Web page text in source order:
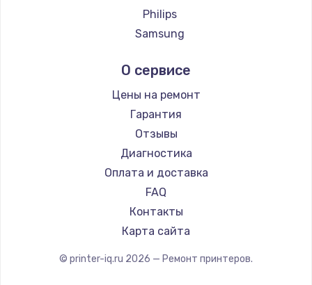
Philips
Samsung
Lexmark
Sharp
TSC
Fujitsu
Godex
О сервисе
Цены на ремонт
Гарантия
Отзывы
Диагностика
Оплата и доставка
FAQ
Контакты
Карта сайта
© printer-iq.ru 2026 — Ремонт принтеров.